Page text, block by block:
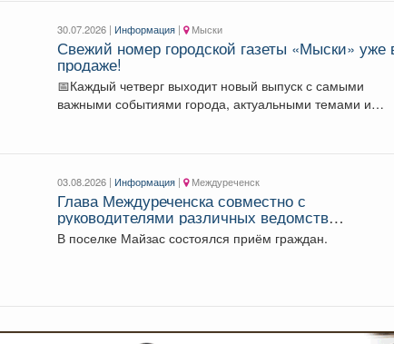
30.07.2026 | Информация | Мыски
Свежий номер городской газеты «Мыски» уже
продаже!
📅Каждый четверг выходит новый выпуск с самыми
важными событиями города, актуальными темами и
03.08.2026 | Информация | Междуреченск
Глава Междуреченска совместно с
руководителями различных ведомств
продолжает проводить выездные встречи.
В поселке Майзас состоялся приём граждан.